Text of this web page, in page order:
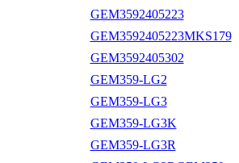
GEM3592405223
GEM3592405223MKS179
GEM3592405302
GEM359-LG2
GEM359-LG3
GEM359-LG3K
GEM359-LG3R